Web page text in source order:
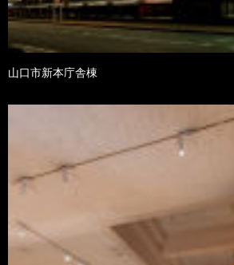
山口市新本庁舎棟